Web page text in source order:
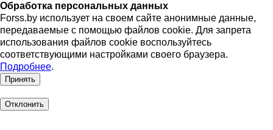
Обработка персональных данных
Forss.by использует на своем сайте анонимные данные,
передаваемые с помощью файлов cookie. Для запрета
использования файлов cookie воспользуйтесь
соответствующими настройками своего браузера.
Подробнее.
Принять
Отклонить